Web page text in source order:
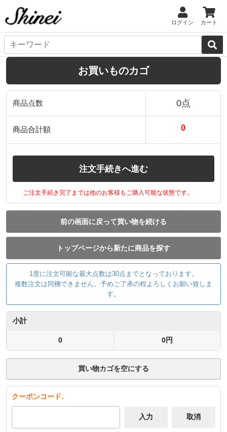
ログイン カート
お買いものカゴ
商品点数 0点
商品合計額 0
注文手続きへ進む
ご注文手続き完了までは他のお客様もご購入可能な状態です。
前の画面に戻って買い物を続ける
トップページから新たに商品を探す
1度に注文可能な最大点数は30点までとなっております。
複数注文は同梱できません。予めご了承の程よろしくお願い致しま
す。
小計
0 0円
買い物カゴを空にする
クーポンコード.